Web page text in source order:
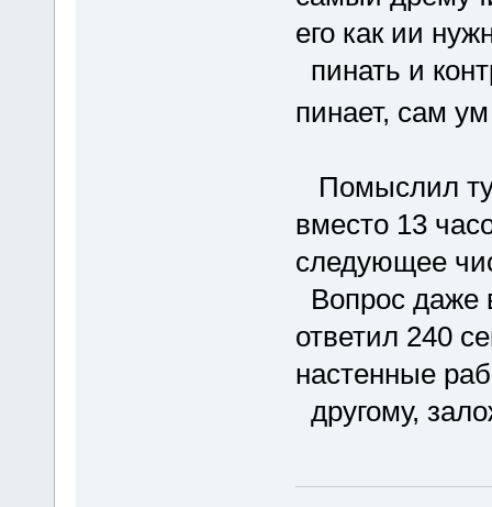
его как ии
пинать и
пинает, сам
Помыслил
вместо 13
следующее
Вопрос даже
ответил 240
настенные
другому,